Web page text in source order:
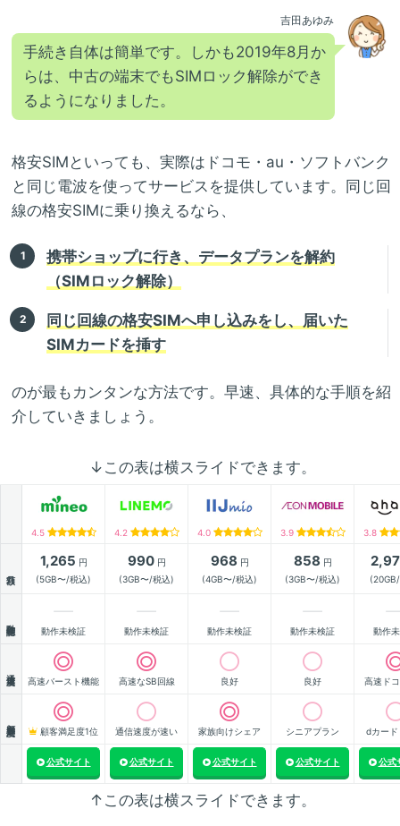
吉田あゆみ
手続き自体は簡単です。しかも2019年8月か
らは、中古の端末でもSIMロック解除ができ
るようになりました。
格安SIMといっても、実際はドコモ・au・ソフトバンク
と同じ電波を使ってサービスを提供しています。同じ回
線の格安SIMに乗り換えるなら、
携帯ショップに行き、データプランを解約
（SIMロック解除）
同じ回線の格安SIMへ申し込みをし、届いた
SIMカードを挿す
のが最もカンタンな方法です。早速、具体的な手順を紹
介していきましょう。
↓この表は横スライドできます。
4.5 4.2 4.0 3.9 3.8
1,265 円
(5GB〜/税込)
990円
(3GB〜/税込)
968 円
(4GB〜/税込)
858 円
(3GB〜/税込)
動作未検証 動作未検証 動作未検証 動作未検証 動作
高速バースト機能 高速なSB回線 良好 良好 高速ド
顧客満足度1位 通信速度が速い 家族向けシェア シニアプラン dカード
公式サイト 公式サイト 公式サイト 公式サイト 公式
↑この表は横スライドできます。